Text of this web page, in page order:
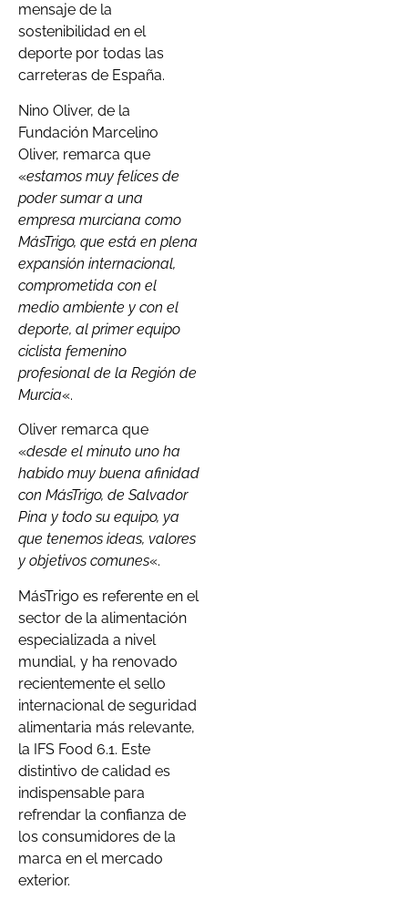
mensaje de la
sostenibilidad en el
deporte por todas las
carreteras de España.
Nino Oliver, de la
Fundación Marcelino
Oliver, remarca que
«estamos muy felices de
poder sumar a una
empresa murciana como
MásTrigo, que está en plena
expansión internacional,
comprometida con el
medio ambiente y con el
deporte, al primer equipo
ciclista femenino
profesional de la Región de
Murcia«.
Oliver remarca que
«desde el minuto uno ha
habido muy buena afinidad
con MásTrigo, de Salvador
Pina y todo su equipo, ya
que tenemos ideas, valores
y objetivos comunes«.
MásTrigo es referente en el
sector de la alimentación
especializada a nivel
mundial, y ha renovado
recientemente el sello
internacional de seguridad
alimentaria más relevante,
la IFS Food 6.1. Este
distintivo de calidad es
indispensable para
refrendar la confianza de
los consumidores de la
marca en el mercado
exterior.